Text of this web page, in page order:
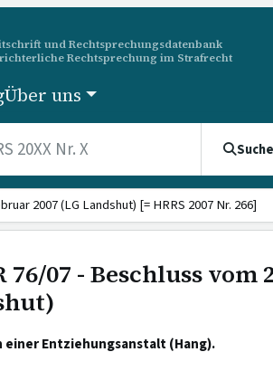
und Rechtsprechungsdatenbank
Rechtsprechung im Strafrecht
Über uns
2007 (LG Landshut) [= HRRS 2007 Nr. 266]
76/07 - Beschluss vom
Entziehungsanstalt (Hang).